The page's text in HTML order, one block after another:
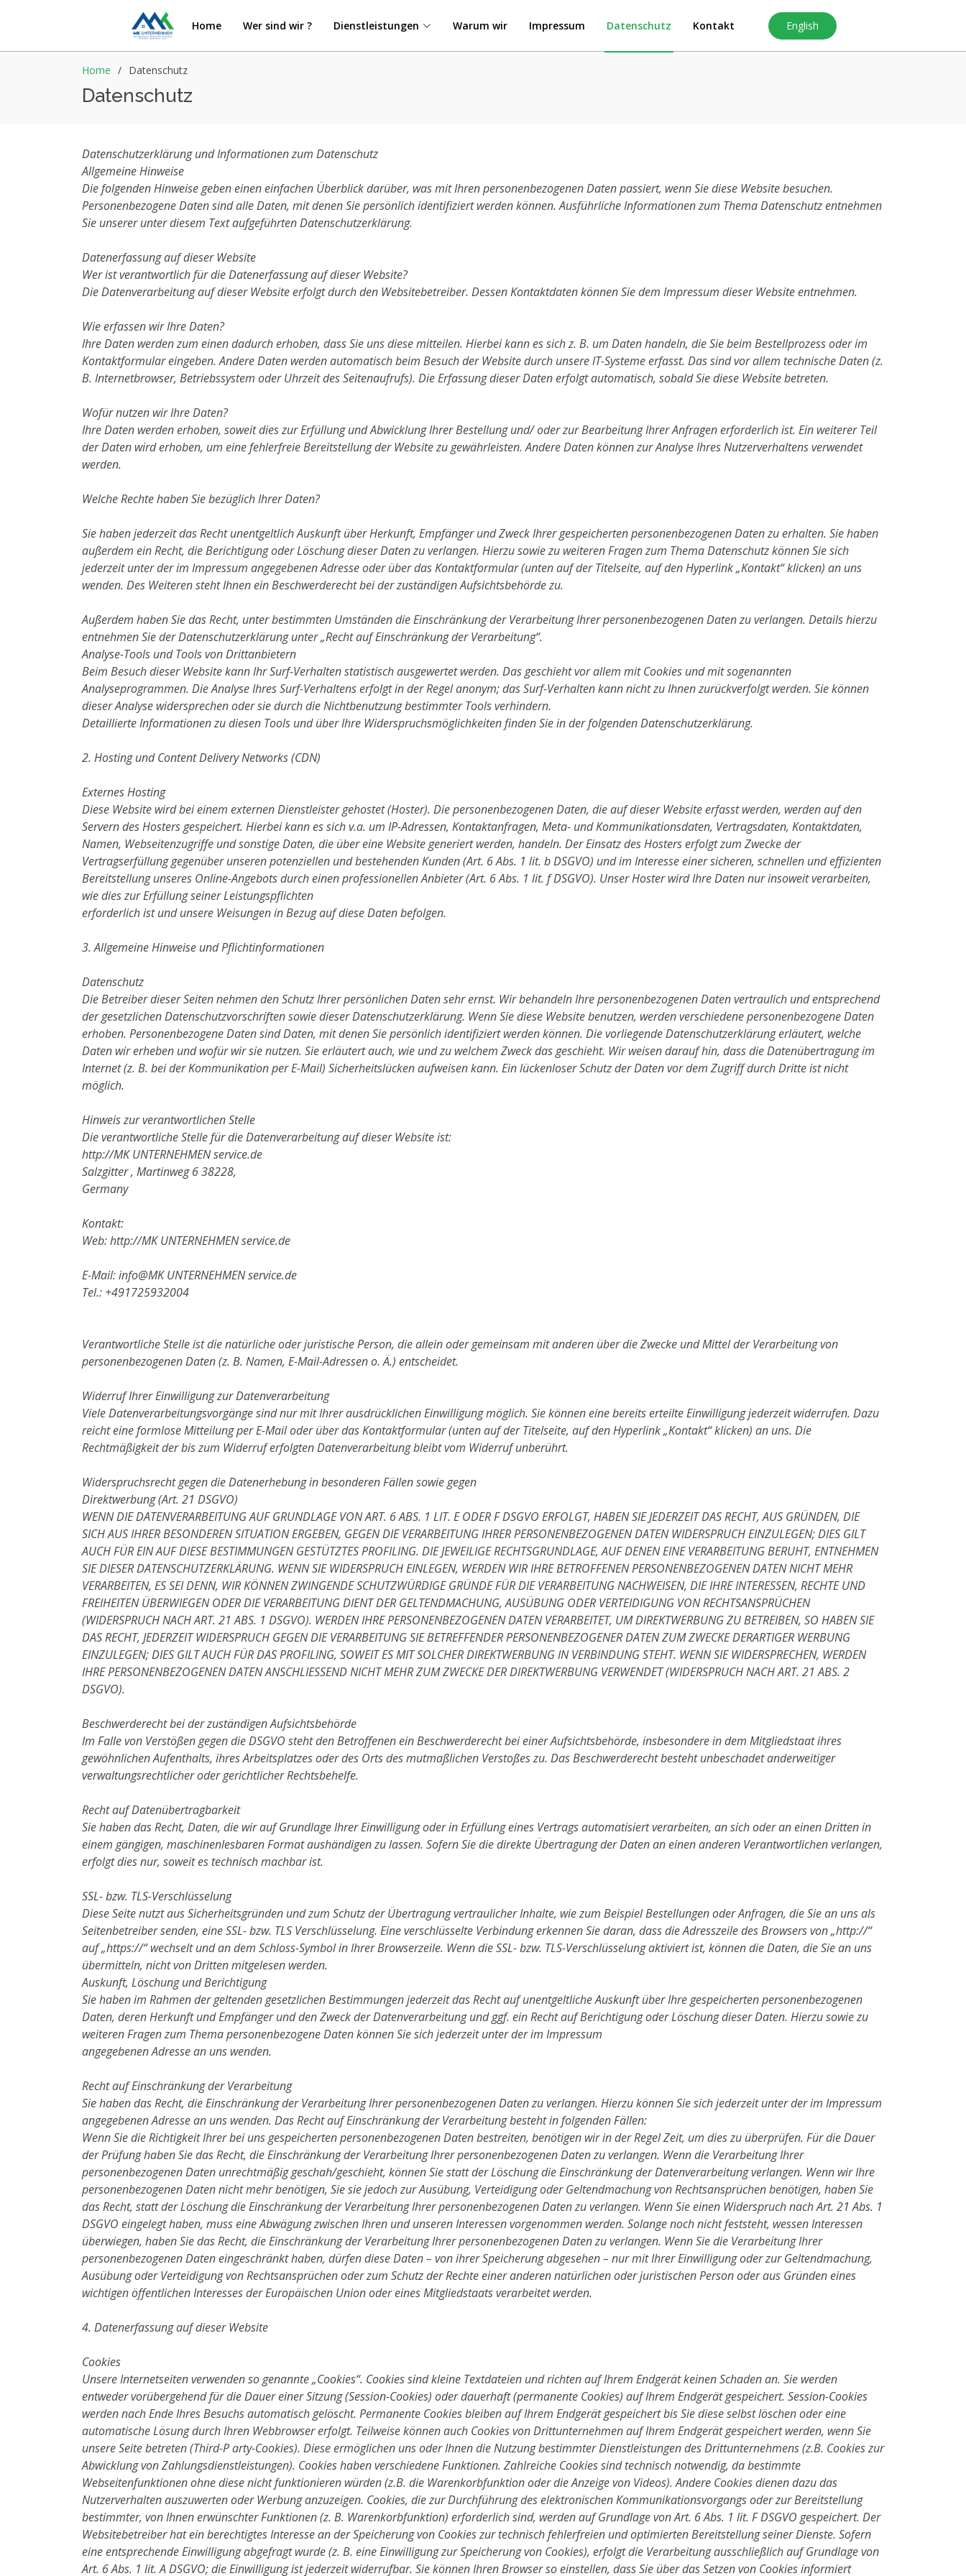
Home Wer sind wir ? Dienstleistungen Warum wir Impressum Datenschutz Kontakt English
Home Datenschutz
Datenschutz
Datenschutzerklärung und Informationen zum Datenschutz
Allgemeine Hinweise
Die folgenden Hinweise geben einen einfachen Überblick darüber, was mit Ihren personenbezogenen Daten passiert, wenn Sie diese Website besuchen.
Personenbezogene Daten sind alle Daten, mit denen Sie persönlich identifiziert werden können. Ausführliche Informationen zum Thema Datenschutz entnehmen
Sie unserer unter diesem Text aufgeführten Datenschutzerklärung.
Datenerfassung auf dieser Website
Wer ist verantwortlich für die Datenerfassung auf dieser Website?
Die Datenverarbeitung auf dieser Website erfolgt durch den Websitebetreiber. Dessen Kontaktdaten können Sie dem Impressum dieser Website entnehmen.
Wie erfassen wir Ihre Daten?
Ihre Daten werden zum einen dadurch erhoben, dass Sie uns diese mitteilen. Hierbei kann es sich z. B. um Daten handeln, die Sie beim Bestellprozess oder im
Kontaktformular eingeben. Andere Daten werden automatisch beim Besuch der Website durch unsere IT-Systeme erfasst. Das sind vor allem technische Daten (z.
B. Internetbrowser, Betriebssystem oder Uhrzeit des Seitenaufrufs). Die Erfassung dieser Daten erfolgt automatisch, sobald Sie diese Website betreten.
Wofür nutzen wir Ihre Daten?
Ihre Daten werden erhoben, soweit dies zur Erfüllung und Abwicklung Ihrer Bestellung und/ oder zur Bearbeitung Ihrer Anfragen erforderlich ist. Ein weiterer Teil
der Daten wird erhoben, um eine fehlerfreie Bereitstellung der Website zu gewährleisten. Andere Daten können zur Analyse Ihres Nutzerverhaltens verwendet
werden.
Welche Rechte haben Sie bezüglich Ihrer Daten?
Sie haben jederzeit das Recht unentgeltlich Auskunft über Herkunft, Empfänger und Zweck Ihrer gespeicherten personenbezogenen Daten zu erhalten. Sie haben
außerdem ein Recht, die Berichtigung oder Löschung dieser Daten zu verlangen. Hierzu sowie zu weiteren Fragen zum Thema Datenschutz können Sie sich
jederzeit unter der im Impressum angegebenen Adresse oder über das Kontaktformular (unten auf der Titelseite, auf den Hyperlink „Kontakt“ klicken) an uns
wenden. Des Weiteren steht Ihnen ein Beschwerderecht bei der zuständigen Aufsichtsbehörde zu.
Außerdem haben Sie das Recht, unter bestimmten Umständen die Einschränkung der Verarbeitung Ihrer personenbezogenen Daten zu verlangen. Details hierzu
entnehmen Sie der Datenschutzerklärung unter „Recht auf Einschränkung der Verarbeitung“.
Analyse-Tools und Tools von Drittanbietern
Beim Besuch dieser Website kann Ihr Surf-Verhalten statistisch ausgewertet werden. Das geschieht vor allem mit Cookies und mit sogenannten
Analyseprogrammen. Die Analyse Ihres Surf-Verhaltens erfolgt in der Regel anonym; das Surf-Verhalten kann nicht zu Ihnen zurückverfolgt werden. Sie können
dieser Analyse widersprechen oder sie durch die Nichtbenutzung bestimmter Tools verhindern.
Detaillierte Informationen zu diesen Tools und über Ihre Widerspruchsmöglichkeiten finden Sie in der folgenden Datenschutzerklärung.
2. Hosting und Content Delivery Networks (CDN)
Externes Hosting
Diese Website wird bei einem externen Dienstleister gehostet (Hoster). Die personenbezogenen Daten, die auf dieser Website erfasst werden, werden auf den
Servern des Hosters gespeichert. Hierbei kann es sich v.a. um IP-Adressen, Kontaktanfragen, Meta- und Kommunikationsdaten, Vertragsdaten, Kontaktdaten,
Namen, Webseitenzugriffe und sonstige Daten, die über eine Website generiert werden, handeln. Der Einsatz des Hosters erfolgt zum Zwecke der
Vertragserfüllung gegenüber unseren potenziellen und bestehenden Kunden (Art. 6 Abs. 1 lit. b DSGVO) und im Interesse einer sicheren, schnellen und effizienten
Bereitstellung unseres Online-Angebots durch einen professionellen Anbieter (Art. 6 Abs. 1 lit. f DSGVO). Unser Hoster wird Ihre Daten nur insoweit verarbeiten,
wie dies zur Erfüllung seiner Leistungspflichten
erforderlich ist und unsere Weisungen in Bezug auf diese Daten befolgen.
3. Allgemeine Hinweise und Pflichtinformationen
Datenschutz
Die Betreiber dieser Seiten nehmen den Schutz Ihrer persönlichen Daten sehr ernst. Wir behandeln Ihre personenbezogenen Daten vertraulich und entsprechend
der gesetzlichen Datenschutzvorschriften sowie dieser Datenschutzerklärung. Wenn Sie diese Website benutzen, werden verschiedene personenbezogene Daten
erhoben. Personenbezogene Daten sind Daten, mit denen Sie persönlich identifiziert werden können. Die vorliegende Datenschutzerklärung erläutert, welche
Daten wir erheben und wofür wir sie nutzen. Sie erläutert auch, wie und zu welchem Zweck das geschieht. Wir weisen darauf hin, dass die Datenübertragung im
Internet (z. B. bei der Kommunikation per E-Mail) Sicherheitslücken aufweisen kann. Ein lückenloser Schutz der Daten vor dem Zugriff durch Dritte ist nicht
möglich.
Hinweis zur verantwortlichen Stelle
Die verantwortliche Stelle für die Datenverarbeitung auf dieser Website ist:
http://MK UNTERNEHMEN service.de
Salzgitter , Martinweg 6 38228,
Germany
Kontakt:
Web: http://MK UNTERNEHMEN service.de
E-Mail: info@MK UNTERNEHMEN service.de
Tel.: +491725932004
Verantwortliche Stelle ist die natürliche oder juristische Person, die allein oder gemeinsam mit anderen über die Zwecke und Mittel der Verarbeitung von
personenbezogenen Daten (z. B. Namen, E-Mail-Adressen o. Ä.) entscheidet.
Widerruf Ihrer Einwilligung zur Datenverarbeitung
Viele Datenverarbeitungsvorgänge sind nur mit Ihrer ausdrücklichen Einwilligung möglich. Sie können eine bereits erteilte Einwilligung jederzeit widerrufen. Dazu
reicht eine formlose Mitteilung per E-Mail oder über das Kontaktformular (unten auf der Titelseite, auf den Hyperlink „Kontakt“ klicken) an uns. Die
Rechtmäßigkeit der bis zum Widerruf erfolgten Datenverarbeitung bleibt vom Widerruf unberührt.
Widerspruchsrecht gegen die Datenerhebung in besonderen Fällen sowie gegen
Direktwerbung (Art. 21 DSGVO)
WENN DIE DATENVERARBEITUNG AUF GRUNDLAGE VON ART. 6 ABS. 1 LIT. E ODER F DSGVO ERFOLGT, HABEN SIE JEDERZEIT DAS RECHT, AUS GRÜNDEN, DIE
SICH AUS IHRER BESONDEREN SITUATION ERGEBEN, GEGEN DIE VERARBEITUNG IHRER PERSONENBEZOGENEN DATEN WIDERSPRUCH EINZULEGEN; DIES GILT
AUCH FÜR EIN AUF DIESE BESTIMMUNGEN GESTÜTZTES PROFILING. DIE JEWEILIGE RECHTSGRUNDLAGE, AUF DENEN EINE VERARBEITUNG BERUHT, ENTNEHMEN
SIE DIESER DATENSCHUTZERKLÄRUNG. WENN SIE WIDERSPRUCH EINLEGEN, WERDEN WIR IHRE BETROFFENEN PERSONENBEZOGENEN DATEN NICHT MEHR
VERARBEITEN, ES SEI DENN, WIR KÖNNEN ZWINGENDE SCHUTZWÜRDIGE GRÜNDE FÜR DIE VERARBEITUNG NACHWEISEN, DIE IHRE INTERESSEN, RECHTE UND
FREIHEITEN ÜBERWIEGEN ODER DIE VERARBEITUNG DIENT DER GELTENDMACHUNG, AUSÜBUNG ODER VERTEIDIGUNG VON RECHTSANSPRÜCHEN
(WIDERSPRUCH NACH ART. 21 ABS. 1 DSGVO). WERDEN IHRE PERSONENBEZOGENEN DATEN VERARBEITET, UM DIREKTWERBUNG ZU BETREIBEN, SO HABEN SIE
DAS RECHT, JEDERZEIT WIDERSPRUCH GEGEN DIE VERARBEITUNG SIE BETREFFENDER PERSONENBEZOGENER DATEN ZUM ZWECKE DERARTIGER WERBUNG
EINZULEGEN; DIES GILT AUCH FÜR DAS PROFILING, SOWEIT ES MIT SOLCHER DIREKTWERBUNG IN VERBINDUNG STEHT. WENN SIE WIDERSPRECHEN, WERDEN
IHRE PERSONENBEZOGENEN DATEN ANSCHLIESSEND NICHT MEHR ZUM ZWECKE DER DIREKTWERBUNG VERWENDET (WIDERSPRUCH NACH ART. 21 ABS. 2
DSGVO).
Beschwerderecht bei der zuständigen Aufsichtsbehörde
Im Falle von Verstößen gegen die DSGVO steht den Betroffenen ein Beschwerderecht bei einer Aufsichtsbehörde, insbesondere in dem Mitgliedstaat ihres
gewöhnlichen Aufenthalts, ihres Arbeitsplatzes oder des Orts des mutmaßlichen Verstoßes zu. Das Beschwerderecht besteht unbeschadet anderweitiger
verwaltungsrechtlicher oder gerichtlicher Rechtsbehelfe.
Recht auf Datenübertragbarkeit
Sie haben das Recht, Daten, die wir auf Grundlage Ihrer Einwilligung oder in Erfüllung eines Vertrags automatisiert verarbeiten, an sich oder an einen Dritten in
einem gängigen, maschinenlesbaren Format aushändigen zu lassen. Sofern Sie die direkte Übertragung der Daten an einen anderen Verantwortlichen verlangen,
erfolgt dies nur, soweit es technisch machbar ist.
SSL- bzw. TLS-Verschlüsselung
Diese Seite nutzt aus Sicherheitsgründen und zum Schutz der Übertragung vertraulicher Inhalte, wie zum Beispiel Bestellungen oder Anfragen, die Sie an uns als
Seitenbetreiber senden, eine SSL- bzw. TLS Verschlüsselung. Eine verschlüsselte Verbindung erkennen Sie daran, dass die Adresszeile des Browsers von „http://“
auf „https://“ wechselt und an dem Schloss-Symbol in Ihrer Browserzeile. Wenn die SSL- bzw. TLS-Verschlüsselung aktiviert ist, können die Daten, die Sie an uns
übermitteln, nicht von Dritten mitgelesen werden.
Auskunft, Löschung und Berichtigung
Sie haben im Rahmen der geltenden gesetzlichen Bestimmungen jederzeit das Recht auf unentgeltliche Auskunft über Ihre gespeicherten personenbezogenen
Daten, deren Herkunft und Empfänger und den Zweck der Datenverarbeitung und ggf. ein Recht auf Berichtigung oder Löschung dieser Daten. Hierzu sowie zu
weiteren Fragen zum Thema personenbezogene Daten können Sie sich jederzeit unter der im Impressum
angegebenen Adresse an uns wenden.
Recht auf Einschränkung der Verarbeitung
Sie haben das Recht, die Einschränkung der Verarbeitung Ihrer personenbezogenen Daten zu verlangen. Hierzu können Sie sich jederzeit unter der im Impressum
angegebenen Adresse an uns wenden. Das Recht auf Einschränkung der Verarbeitung besteht in folgenden Fällen:
Wenn Sie die Richtigkeit Ihrer bei uns gespeicherten personenbezogenen Daten bestreiten, benötigen wir in der Regel Zeit, um dies zu überprüfen. Für die Dauer
der Prüfung haben Sie das Recht, die Einschränkung der Verarbeitung Ihrer personenbezogenen Daten zu verlangen. Wenn die Verarbeitung Ihrer
personenbezogenen Daten unrechtmäßig geschah/geschieht, können Sie statt der Löschung die Einschränkung der Datenverarbeitung verlangen. Wenn wir Ihre
personenbezogenen Daten nicht mehr benötigen, Sie sie jedoch zur Ausübung, Verteidigung oder Geltendmachung von Rechtsansprüchen benötigen, haben Sie
das Recht, statt der Löschung die Einschränkung der Verarbeitung Ihrer personenbezogenen Daten zu verlangen. Wenn Sie einen Widerspruch nach Art. 21 Abs. 1
DSGVO eingelegt haben, muss eine Abwägung zwischen Ihren und unseren Interessen vorgenommen werden. Solange noch nicht feststeht, wessen Interessen
überwiegen, haben Sie das Recht, die Einschränkung der Verarbeitung Ihrer personenbezogenen Daten zu verlangen. Wenn Sie die Verarbeitung Ihrer
personenbezogenen Daten eingeschränkt haben, dürfen diese Daten – von ihrer Speicherung abgesehen – nur mit Ihrer Einwilligung oder zur Geltendmachung,
Ausübung oder Verteidigung von Rechtsansprüchen oder zum Schutz der Rechte einer anderen natürlichen oder juristischen Person oder aus Gründen eines
wichtigen öffentlichen Interesses der Europäischen Union oder eines Mitgliedstaats verarbeitet werden.
4. Datenerfassung auf dieser Website
Cookies
Unsere Internetseiten verwenden so genannte „Cookies“. Cookies sind kleine Textdateien und richten auf Ihrem Endgerät keinen Schaden an. Sie werden
entweder vorübergehend für die Dauer einer Sitzung (Session-Cookies) oder dauerhaft (permanente Cookies) auf Ihrem Endgerät gespeichert. Session-Cookies
werden nach Ende Ihres Besuchs automatisch gelöscht. Permanente Cookies bleiben auf Ihrem Endgerät gespeichert bis Sie diese selbst löschen oder eine
automatische Lösung durch Ihren Webbrowser erfolgt. Teilweise können auch Cookies von Drittunternehmen auf Ihrem Endgerät gespeichert werden, wenn Sie
unsere Seite betreten (Third-P arty-Cookies). Diese ermöglichen uns oder Ihnen die Nutzung bestimmter Dienstleistungen des Drittunternehmens (z.B. Cookies zur
Abwicklung von Zahlungsdienstleistungen). Cookies haben verschiedene Funktionen. Zahlreiche Cookies sind technisch notwendig, da bestimmte
Webseitenfunktionen ohne diese nicht funktionieren würden (z.B. die Warenkorbfunktion oder die Anzeige von Videos). Andere Cookies dienen dazu das
Nutzerverhalten auszuwerten oder Werbung anzuzeigen. Cookies, die zur Durchführung des elektronischen Kommunikationsvorgangs oder zur Bereitstellung
bestimmter, von Ihnen erwünschter Funktionen (z. B. Warenkorbfunktion) erforderlich sind, werden auf Grundlage von Art. 6 Abs. 1 lit. F DSGVO gespeichert. Der
Websitebetreiber hat ein berechtigtes Interesse an der Speicherung von Cookies zur technisch fehlerfreien und optimierten Bereitstellung seiner Dienste. Sofern
eine entsprechende Einwilligung abgefragt wurde (z. B. eine Einwilligung zur Speicherung von Cookies), erfolgt die Verarbeitung ausschließlich auf Grundlage von
Art. 6 Abs. 1 lit. A DSGVO; die Einwilligung ist jederzeit widerrufbar. Sie können Ihren Browser so einstellen, dass Sie über das Setzen von Cookies informiert